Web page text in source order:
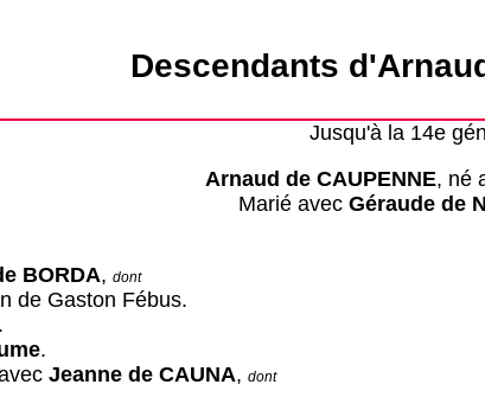
Descendants
Jusqu'à la 14e
Arnaud de CAUPENNE, né
Marié avec Géraude de
BORDA, dont
de Gaston Fébus.
.
.
Jeanne de CAUNA, dont